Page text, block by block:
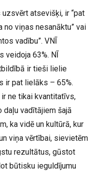
atsevišķi, ir “pat
viņas nesanāktu” vai
vadību”. VNĪ
veidoja 63%. NĪ
ir tieši lielie
ir pat lielāks – 65%.
ne tikai kvantitatīvs,
vadītājiem šajā
ka vidē un kultūrā, kur
viņa vērtībai, sievietēm
rezultātus, gūstot
būtisku ieguldījumu